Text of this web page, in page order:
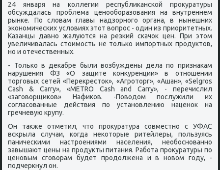
24 января на коллегии республиканской прокуратуры
обсуждалась проблема ценооборазования на внутреннем
рынке. По словам главы надзорного органа, в нынешних
экономических условиях этот вопрос - один из приоритетных.
Казанцы давно жалуются на резкий скачок цен. При этом
увеличивалась стоимость не только импортных продуктов,
но и отечественных.
- Только в декабре были возбуждены дела по признакам
нарушения ФЗ «О защите конкуренции» в отношении
торговых сетей «Перекресток», «Агроторг», «Ашан», «Selgros
Cash & Carry», «METRO Cash and Carry», - перечислил
«заговорщиков» Нафиков. -Поводом послужили их
согласованные действия по установлению наценок на
гречневую крупу.
Он также отметил, что прокуратура совместно с УФАС
вскрыла случаи, когда некоторые ритейлеры, пользуясь
паническими настроениями населения, необоснованно
завышают цены на продукты питания. Работа прокуратуры по
ценовым сговорам будет продолжена и в новом году, -
подчеркнул он.